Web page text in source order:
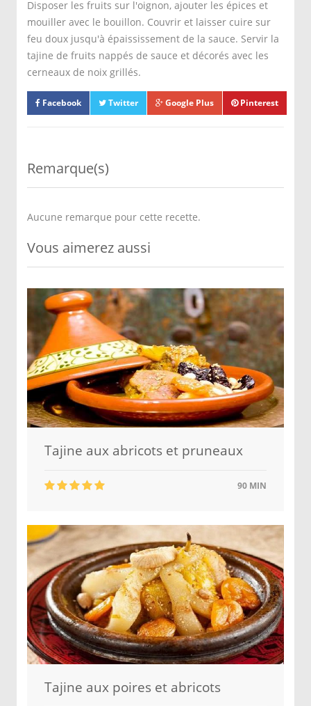
Disposer les fruits sur l'oignon, ajouter les épices et
mouiller avec le bouillon. Couvrir et laisser cuire sur
feu doux jusqu'à épaississement de la sauce. Servir la
tajine de fruits nappés de sauce et décorés avec les
cerneaux de noix grillés.
Facebook Twitter Google Plus Pinterest
Remarque(s)
Aucune remarque pour cette recette.
Vous aimerez aussi
Tajine aux abricots et pruneaux
90 MIN
Tajine aux poires et abricots